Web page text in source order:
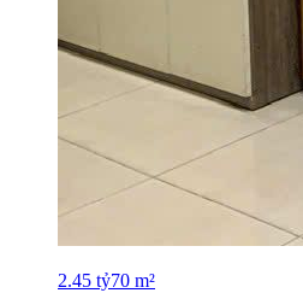
2.45 tỷ70 m²